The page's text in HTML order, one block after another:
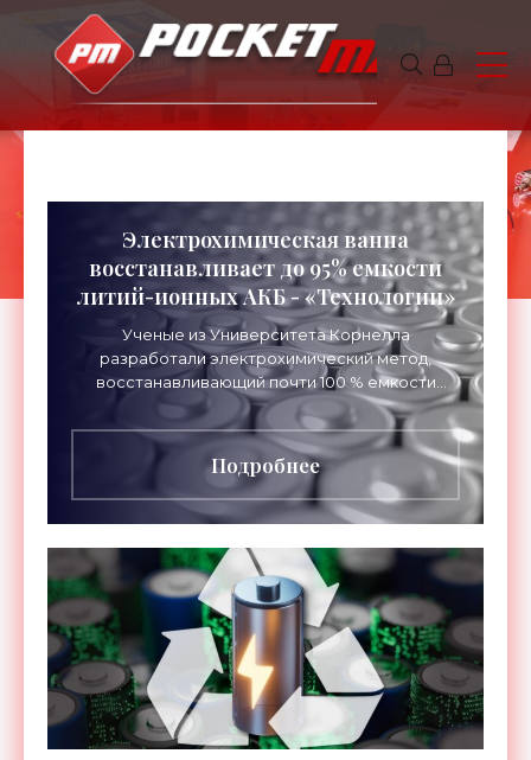
Электрохимическая ванна
восстанавливает до 95% емкости
литий-ионных АКБ - «Технологии»
Ученые из Университета Корнелла
разработали электрохимический метод,
восстанавливающий почти 100 % емкости
выработавших свой ресурс литий-ионных
аккумуляторов. Вместо традиционной
Подробнее